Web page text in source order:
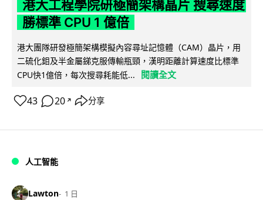
港大工程學院研極簡架構晶片 搜尋速度
勝標準 CPU 1 億倍
港大團隊研發極簡架構模擬內容尋址記憶體（CAM）晶片，用
二硫化鉬及半金屬銻克服傳輸瓶頸，漢明距離計算速度比標準
CPU快1億倍，每次搜尋耗能低...
閱讀全文
43 20 ↗ 分享
人工智能
Lawton 1 日